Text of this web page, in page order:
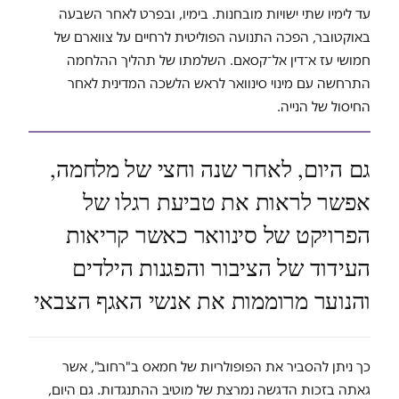
עד לימיו שתי ישויות מובחנות. בימיו, ובפרט לאחר השבעה
באוקטובר, הפכה התנועה הפוליטית לרחיים על צווארם של
חמושי עז א־דין אל־קסאם. השלמתו של תהליך ההלחמה
התרחשה עם מינוי סינוואר לראש הלשכה המדינית לאחר
החיסול של הנייה.
גם היום, לאחר שנה וחצי של מלחמה,
אפשר לראות את טביעת רגלו של
הפרויקט של סינוואר כאשר קריאות
העידוד של הציבור והפגנות הילדים
והנוער מרוממות את אנשי האגף הצבאי
כך ניתן להסביר את הפופולריות של חמאס ב"רחוב", אשר
גאתה בזכות הדגשה נמרצת של מוטיב ההתנגדות. גם היום,